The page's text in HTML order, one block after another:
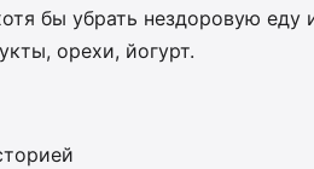
бы убрать нездоровую еду
орехи, йогурт.